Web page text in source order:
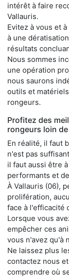
intérêt à faire
Vallauris.
Evitez à vous et
à une
résultats
Nous sommes
une opération
nous saurons
outils et
rongeurs.
Profitez des
rongeurs loin
En réalité, il faut
n'est pas
il faut aussi être
performants et
À Vallauris (06),
prolifération,
face à l'efficacité
Lorsque vous
empêcher ces
vous n'avez qu'à
Ne laissez plus
contactez nous
comprendre où